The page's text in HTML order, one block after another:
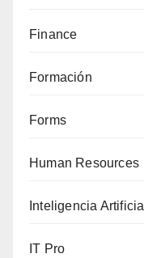
Finance
Formación
Forms
Human Resources
Inteligencia Artificial
IT Pro